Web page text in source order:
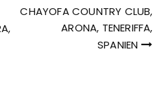
CHAYOFA COUNTRY CLUB,
ARONA, TENERIFFA,
SPANIEN